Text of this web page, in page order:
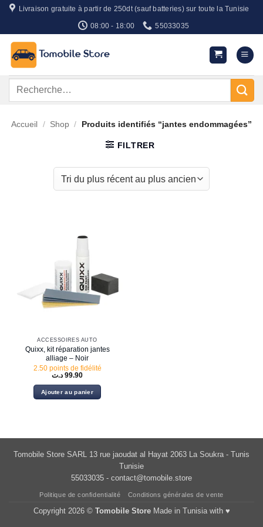
Passer
contenu
Livraison gratuite à partir de 250dt (sauf batteries) sur toute la Tunisie
08:00 - 18:00 55033035
Recherche
Accueil / Shop / Produits identifiés “jantes endommagées”
FILTRER
ACCESSOIRES AUTO
Quixx, kit réparation jantes
alliage – Noir
2.50 points de fidélité
99.90 د.ت
Ajouter au panier
Tomobile Store SARL 13 rue jaoudat al Hayat 2063 La Soukra - Tunis
Tunisie
55033035 - contact@tomobile.store
Politique de confidentialité Conditions générales de vente
Copyright 2026 © Tomobile StoreMade in Tunisia with ♥